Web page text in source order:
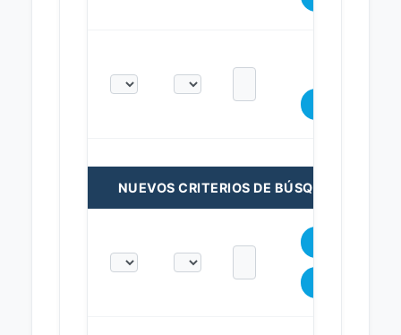
NUEVOS CRITERIOS DE BÚSQUEDA: